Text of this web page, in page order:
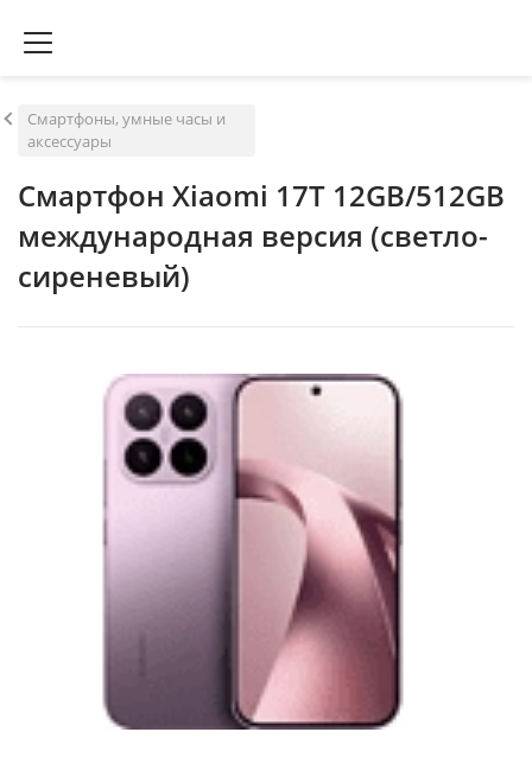
Смартфоны, умные часы и
аксессуары
Смартфон Xiaomi 17T 12GB/512GB
международная версия (светло-
сиреневый)